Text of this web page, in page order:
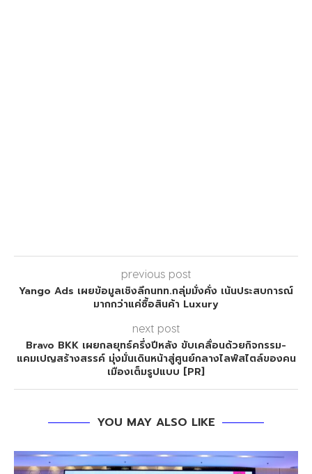
previous post
Yango Ads เผยข้อมูลเชิงลึกนทท.กลุ่มมั่งคั่ง เน้นประสบการณ์
มากกว่าแค่ซื้อสินค้า Luxury
next post
Bravo BKK เผยกลยุทธ์ครึ่งปีหลัง ขับเคลื่อนด้วยกิจกรรม-
แคมเปญสร้างสรรค์ มุ่งมั่นเดินหน้าสู่ศูนย์กลางไลฟ์สไตล์ของคน
เมืองเต็มรูปแบบ [PR]
YOU MAY ALSO LIKE